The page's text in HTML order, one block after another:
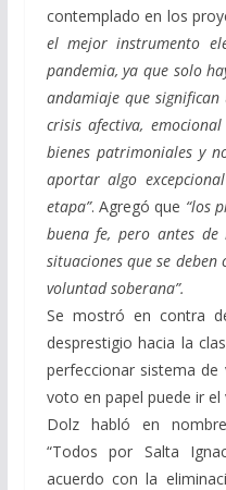
contemplado en los
el mejor instrumento
pandemia, ya que solo
andamiaje que significan
crisis afectiva,
bienes patrimoniales y
aportar algo
etapa”. Agregó que “los
buena fe, pero antes
situaciones que se
voluntad soberana”.
Se mostró en contra
desprestigio hacia la
perfeccionar sistema
voto en papel puede ir el
Dolz habló en
“Todos por Salta
acuerdo con la